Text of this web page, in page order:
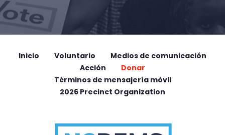
Inicio Voluntario
Medios de comunicación
Acción
Donar
Términos de mensajería móvil
2026 Precinct Organization